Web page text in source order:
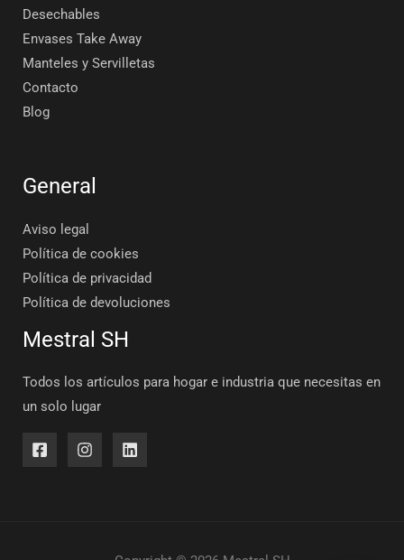
Desechables
Envases Take Away
Manteles y Servilletas
Contacto
Blog
General
Aviso legal
Política de cookies
Política de privacidad
Política de devoluciones
Mestral SH
Todos los artículos para hogar e industria que necesitas en
un solo lugar